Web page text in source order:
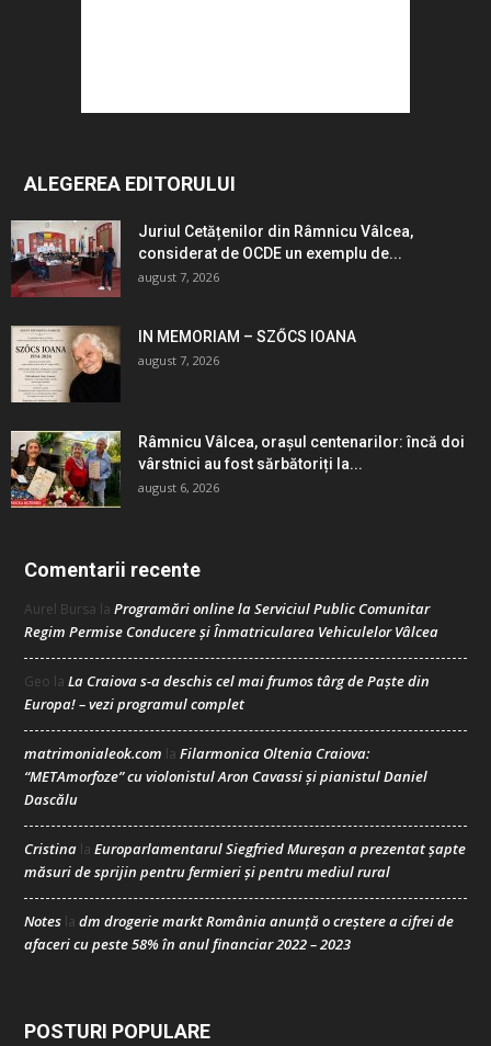
ALEGEREA EDITORULUI
Juriul Cetățenilor din Râmnicu Vâlcea,
considerat de OCDE un exemplu de...
august 7, 2026
IN MEMORIAM – SZŐCS IOANA
august 7, 2026
Râmnicu Vâlcea, orașul centenarilor: încă doi
vârstnici au fost sărbătoriți la...
august 6, 2026
Comentarii recente
Aurel Bursa la Programări online la Serviciul Public Comunitar
Regim Permise Conducere şi Înmatricularea Vehiculelor Vâlcea
Geo la La Craiova s-a deschis cel mai frumos târg de Paște din
Europa! – vezi programul complet
matrimonialeok.com la Filarmonica Oltenia Craiova:
“METAmorfoze” cu violonistul Aron Cavassi și pianistul Daniel
Dascălu
Cristina la Europarlamentarul Siegfried Mureșan a prezentat șapte
măsuri de sprijin pentru fermieri și pentru mediul rural
Notes la dm drogerie markt România anunță o creștere a cifrei de
afaceri cu peste 58% în anul financiar 2022 – 2023
POSTURI POPULARE